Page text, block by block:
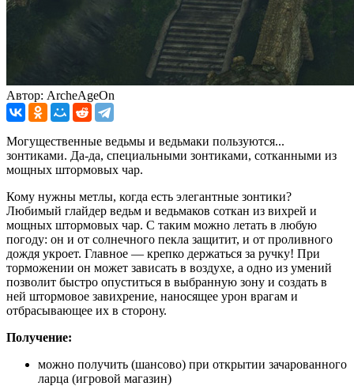
Автор: ArcheAgeOn
Могущественные ведьмы и ведьмаки пользуются...
зонтиками. Да-да, специальными зонтиками, сотканными из
мощных штормовых чар.
Кому нужны метлы, когда есть элегантные зонтики?
Любимый глайдер ведьм и ведьмаков соткан из вихрей и
мощных штормовых чар. С таким можно летать в любую
погоду: он и от солнечного пекла защитит, и от проливного
дождя укроет. Главное — крепко держаться за ручку! При
торможении он может зависать в воздухе, а одно из умений
позволит быстро опуститься в выбранную зону и создать в
ней штормовое завихрение, наносящее урон врагам и
отбрасывающее их в сторону.
Получение:
можно получить (шансово) при открытии зачарованного
ларца (игровой магазин)